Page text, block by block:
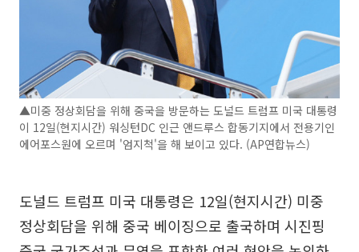
▲미중 정상회담을 위해 중국을 방문하는 도널드 트럼프 미국 대통령
이 12일(현지시간) 워싱턴DC 인근 앤드루스 합동기지에서 전용기인
에어포스원에 오르며 '엄지척'을 해 보이고 있다. (AP연합뉴스)
도널드 트럼프 미국 대통령은 12일(현지시간) 미중
정상회담을 위해 중국 베이징으로 출국하며 시진핑